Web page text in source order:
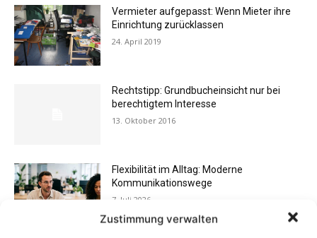
Zustimmung verwalten
Vermieter aufgepasst: Wenn Mieter ihre
Einrichtung zurücklassen
24. April 2019
Rechtstipp: Grundbucheinsicht nur bei
berechtigtem Interesse
13. Oktober 2016
Flexibilität im Alltag: Moderne
Kommunikationswege
7. Juli 2026